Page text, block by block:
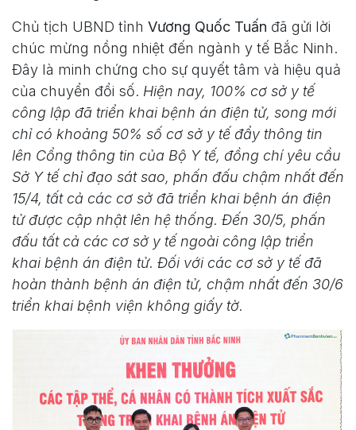
Chủ tịch UBND tỉnh Vương Quốc Tuấn đã gửi lời
chúc mừng nồng nhiệt đến ngành y tế Bắc Ninh.
Đây là minh chứng cho sự quyết tâm và hiệu quả
của chuyển đổi số. Hiện nay, 100% cơ sở y tế
công lập đã triển khai bệnh án điện tử, song mới
chỉ có khoảng 50% số cơ sở y tế đẩy thông tin
lên Cổng thông tin của Bộ Y tế, đồng chí yêu cầu
Sở Y tế chỉ đạo sát sao, phấn đấu chậm nhất đến
15/4, tất cả các cơ sở đã triển khai bệnh án điện
tử được cập nhật lên hệ thống. Đến 30/5, phấn
đấu tất cả các cơ sở y tế ngoài công lập triển
khai bệnh án điện tử. Đối với các cơ sở y tế đã
hoàn thành bệnh án điện tử, chậm nhất đến 30/6
triển khai bệnh viện không giấy tờ.